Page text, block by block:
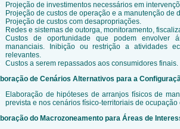
Projeção de investimentos necessários em
Projeção de custos de operação e a manutenção de
Projeção de custos com desapropriações.
Redes e sistemas de outorga, monitoramento,
Custos de oportunidade que podem envolver
mananciais. Inibição ou restrição a atividades
relevantes.
Custos a serem repassados aos consumidores finais.
de Cenários Alternativos para a
Elaboração de hipóteses de arranjos físicos de
prevista e nos cenários físico-territoriais de ocupação
do Macrozoneamento para Áreas de